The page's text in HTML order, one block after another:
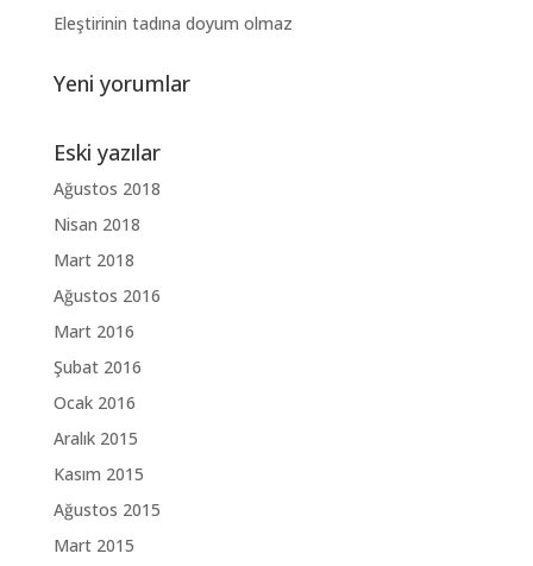
Eleştirinin tadına doyum olmaz
Yeni yorumlar
Eski yazılar
Ağustos 2018
Nisan 2018
Mart 2018
Ağustos 2016
Mart 2016
Şubat 2016
Ocak 2016
Aralık 2015
Kasım 2015
Ağustos 2015
Mart 2015